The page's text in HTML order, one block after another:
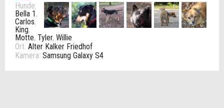
Hunde:
Bella 1,
Carlos,
King,
Motte, Tyler, Willie
Ort: Alter Kalker Friedhof
Kamera: Samsung Galaxy S4